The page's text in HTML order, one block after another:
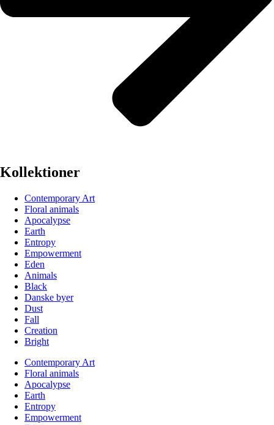
Kollektioner
Contemporary Art
Floral animals
Apocalypse
Earth
Entropy
Empowerment
Eden
Animals
Black
Danske byer
Dust
Fall
Creation
Bright
Contemporary Art
Floral animals
Apocalypse
Earth
Entropy
Empowerment